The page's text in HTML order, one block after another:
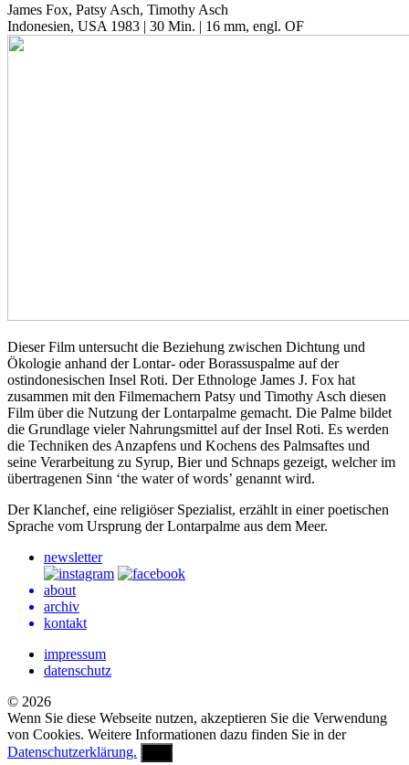
James Fox, Patsy Asch, Timothy Asch
Indonesien, USA 1983 | 30 Min. | 16 mm, engl. OF
Dieser Film untersucht die Beziehung zwischen Dichtung und
Ökologie anhand der Lontar- oder Borassuspalme auf der
ostindonesischen Insel Roti. Der Ethnologe James J. Fox hat
zusammen mit den Filmemachern Patsy und Timothy Asch diesen
Film über die Nutzung der Lontarpalme gemacht. Die Palme bildet
die Grundlage vieler Nahrungsmittel auf der Insel Roti. Es werden
die Techniken des Anzapfens und Kochens des Palmsaftes und
seine Verarbeitung zu Syrup, Bier und Schnaps gezeigt, welcher im
übertragenen Sinn ‘the water of words’ genannt wird.
Der Klanchef, eine religiöser Spezialist, erzählt in einer poetischen
Sprache vom Ursprung der Lontarpalme aus dem Meer.
newsletter
about
archiv
kontakt
impressum
datenschutz
© 2026
Wenn Sie diese Webseite nutzen, akzeptieren Sie die Verwendung
von Cookies. Weitere Informationen dazu finden Sie in der
Datenschutzerklärung.